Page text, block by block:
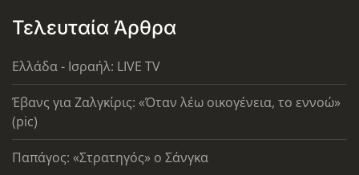
Τελευταία Άρθρα
Ελλάδα - Ισραήλ: LIVE TV
Έβανς για Ζαλγκίρις: «Όταν λέω οικογένεια, το εννοώ»
(pic)
Παπάγος: «Στρατηγός» ο Σάνγκα